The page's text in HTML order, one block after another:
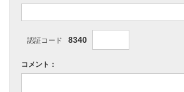
認証コード 8340
コメント：